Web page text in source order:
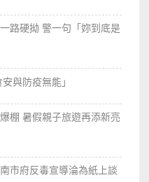
路硬拗 警一句「妳到底是
與防疫無能」
棚 暑假親子旅遊再添新亮
市府反毒宣導淪為紙上談